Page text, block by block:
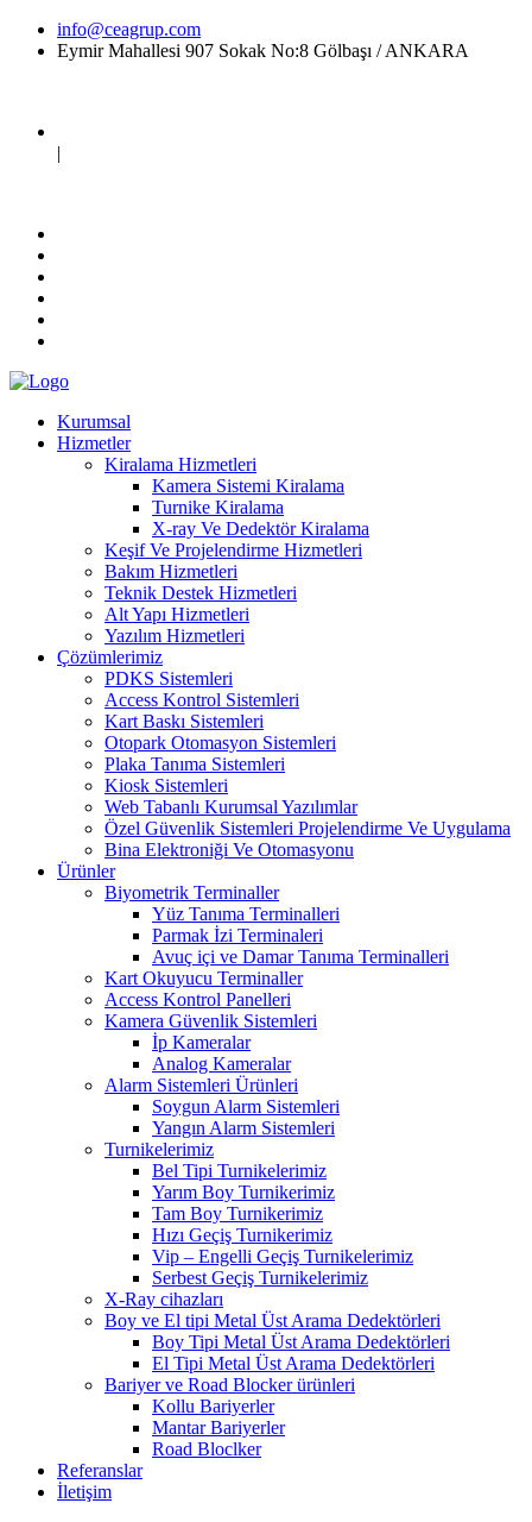
info@ceagrup.com
Eymir Mahallesi 907 Sokak No:8 Gölbaşı / ANKARA
|
Kurumsal
Hizmetler
Kiralama Hizmetleri
Kamera Sistemi Kiralama
Turnike Kiralama
X-ray Ve Dedektör Kiralama
Keşif Ve Projelendirme Hizmetleri
Bakım Hizmetleri
Teknik Destek Hizmetleri
Alt Yapı Hizmetleri
Yazılım Hizmetleri
Çözümlerimiz
PDKS Sistemleri
Access Kontrol Sistemleri
Kart Baskı Sistemleri
Otopark Otomasyon Sistemleri
Plaka Tanıma Sistemleri
Kiosk Sistemleri
Web Tabanlı Kurumsal Yazılımlar
Özel Güvenlik Sistemleri Projelendirme Ve Uygulama
Bina Elektroniği Ve Otomasyonu
Ürünler
Biyometrik Terminaller
Yüz Tanıma Terminalleri
Parmak İzi Terminaleri
Avuç içi ve Damar Tanıma Terminalleri
Kart Okuyucu Terminaller
Access Kontrol Panelleri
Kamera Güvenlik Sistemleri
İp Kameralar
Analog Kameralar
Alarm Sistemleri Ürünleri
Soygun Alarm Sistemleri
Yangın Alarm Sistemleri
Turnikelerimiz
Bel Tipi Turnikelerimiz
Yarım Boy Turnikerimiz
Tam Boy Turnikerimiz
Hızı Geçiş Turnikerimiz
Vip – Engelli Geçiş Turnikelerimiz
Serbest Geçiş Turnikelerimiz
X-Ray cihazları
Boy ve El tipi Metal Üst Arama Dedektörleri
Boy Tipi Metal Üst Arama Dedektörleri
El Tipi Metal Üst Arama Dedektörleri
Bariyer ve Road Blocker ürünleri
Kollu Bariyerler
Mantar Bariyerler
Road Bloclker
Referanslar
İletişim